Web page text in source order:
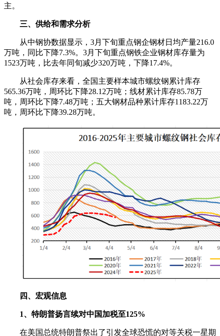
主。
三、供给和需求分析
从中钢协数据显示，3月下旬重点钢企钢材日均产量216.0
万吨，同比下降7.3%。3月下旬重点钢铁企业钢材库存量为
1523万吨，比去年同旬减少320万吨，下降17.4%。
从社会库存来看，全国主要样本城市螺纹钢累计库存
565.36万吨，周环比下降28.12万吨；线材累计库存85.78万
吨，周环比下降7.48万吨；五大钢材品种累计库存1183.22万
吨，周环比下降39.28万吨。
四、宏观信息
1、特朗普扬言续对中国加税至125%
在美国总统特朗普祭出了引发全球恐慌的对等关税一星期